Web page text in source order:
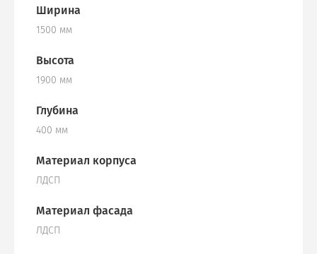
Ширина
1500 мм
Высота
1900 мм
Глубина
400 мм
Материал корпуса
ЛДСП
Материал фасада
ЛДСП